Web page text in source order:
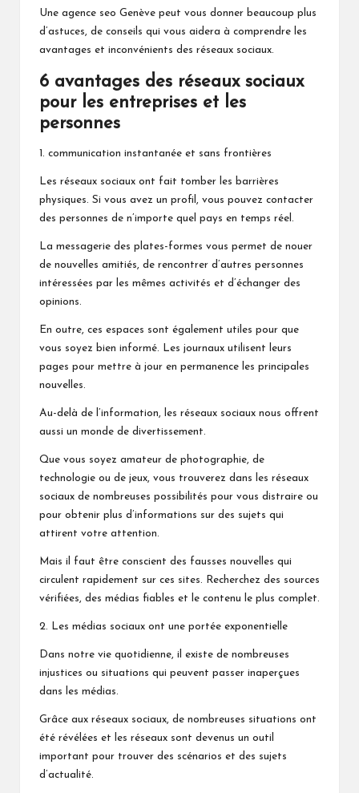
Une agence seo Genève peut vous donner beaucoup plus
d’astuces, de conseils qui vous aidera à comprendre les
avantages et inconvénients des réseaux sociaux.
6 avantages des réseaux sociaux
pour les entreprises et les
personnes
1. communication instantanée et sans frontières
Les réseaux sociaux ont fait tomber les barrières
physiques. Si vous avez un profil, vous pouvez contacter
des personnes de n’importe quel pays en temps réel.
La messagerie des plates-formes vous permet de nouer
de nouvelles amitiés, de rencontrer d’autres personnes
intéressées par les mêmes activités et d’échanger des
opinions.
En outre, ces espaces sont également utiles pour que
vous soyez bien informé. Les journaux utilisent leurs
pages pour mettre à jour en permanence les principales
nouvelles.
Au-delà de l’information, les réseaux sociaux nous offrent
aussi un monde de divertissement.
Que vous soyez amateur de photographie, de
technologie ou de jeux, vous trouverez dans les réseaux
sociaux de nombreuses possibilités pour vous distraire ou
pour obtenir plus d’informations sur des sujets qui
attirent votre attention.
Mais il faut être conscient des fausses nouvelles qui
circulent rapidement sur ces sites. Recherchez des sources
vérifiées, des médias fiables et le contenu le plus complet.
2. Les médias sociaux ont une portée exponentielle
Dans notre vie quotidienne, il existe de nombreuses
injustices ou situations qui peuvent passer inaperçues
dans les médias.
Grâce aux réseaux sociaux, de nombreuses situations ont
été révélées et les réseaux sont devenus un outil
important pour trouver des scénarios et des sujets
d’actualité.